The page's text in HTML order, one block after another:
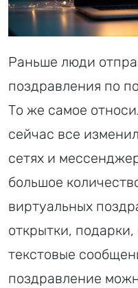
Раньше люди
поздравления по
То же самое
сейчас все
сетях и
большое
виртуальных
открытки,
текстовые
поздравление